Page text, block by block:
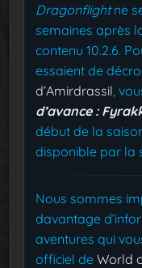
Dragonflightne
semaines après
contenu 10.2.6.
essaient de
d’Amirdrassil ,
d’avance :
début de la
disponible par la
Nous sommes
davantage
aventures qui
officiel de World